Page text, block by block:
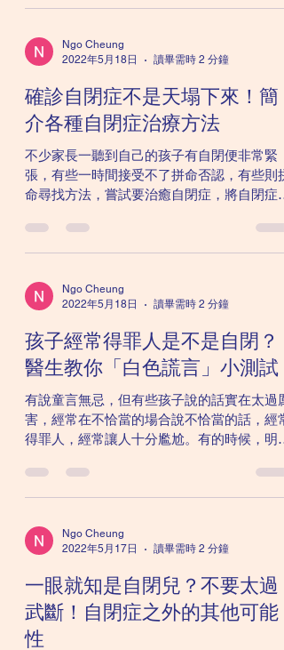
人反而成了得罪別人。...
Ngo Cheung
2022年5月18日
讀畢需時 2 分鐘
確診自閉症不是天塌下來！簡
介各種自閉症治療方法
不少家長一聽到自己的孩子有自閉便非常緊
張，有些一時間接受不了拼命否認，有些則拼
命尋找方法，嘗試要治癒自閉症，將自閉症從
閉症並非一種病，衹是代表孩子的某方面發展
比同齡孩子差了一點。就像某些孩子中文較好
Ngo Cheung
2022年5月18日
讀畢需時 2 分鐘
孩子經常得罪人是不是自閉？
醫生教你「白色謊言」小測試
有說童言無忌，但有些孩子說的話實在太過厲
害，經常在不恰當的場合說不恰當的話，經常
得罪人，經常讓人十分尷尬。有的時候，明明
在令人頭痛非常。 自閉症孩子社交技巧一般
不太理想，這是因為他們的心智理論
Ngo Cheung
2022年5月17日
讀畢需時 2 分鐘
一眼就知是自閉兒？不要太過
武斷！自閉症之外的其他可能
性